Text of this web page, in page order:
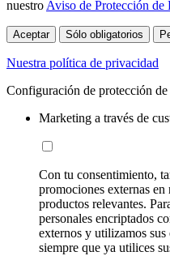
nuestro Aviso de Protección de
Aceptar Sólo obligatorios
Nuestra política de privacidad
Configuración de protección de
Marketing a través de
Con tu consentimiento,
promociones externas
productos relevantes.
personales encriptados
externos y utilizamos
siempre que ya utilices